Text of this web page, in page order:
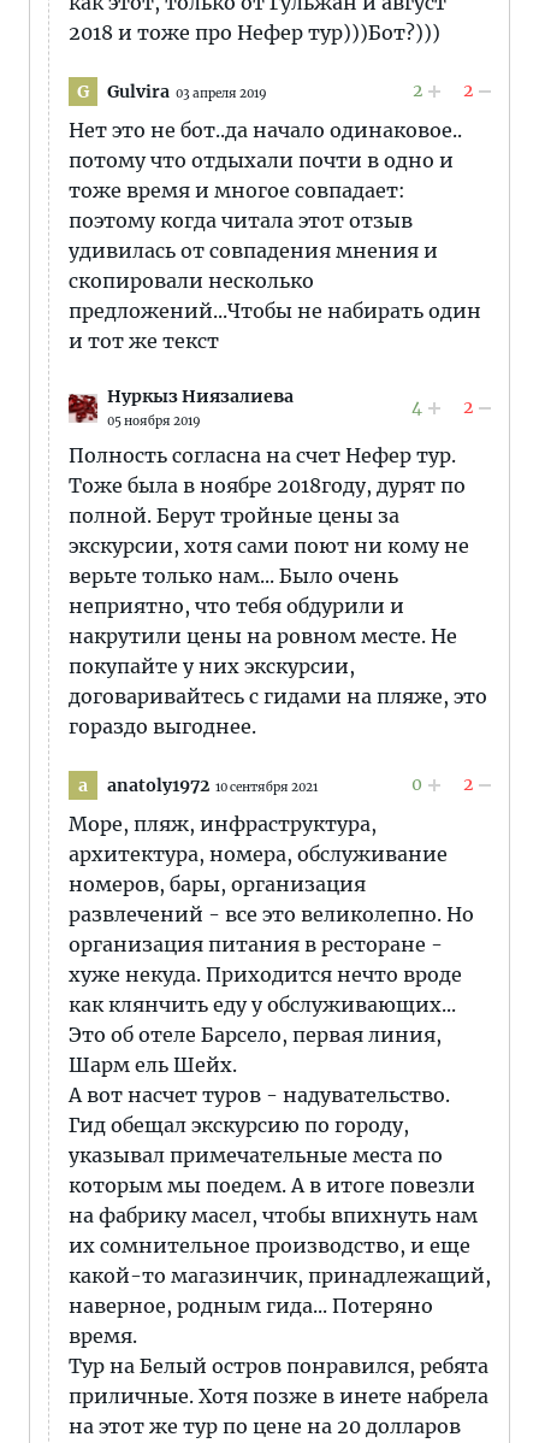
2018 и тоже про Нефер тур)))Бот?)))
G Gulvira 03 апреля 2019 2 2
Нет это не бот..да начало одинаковое..
потому что отдыхали почти в одно и
тоже время и многое совпадает:
поэтому когда читала этот отзыв
удивилась от совпадения мнения и
скопировали несколько
предложений...Чтобы не набирать один
и тот же текст
Нуркыз Ниязалиева
05 ноября 2019
4 2
Полность согласна на счет Нефер тур.
Тоже была в ноябре 2018году, дурят по
полной. Берут тройные цены за
экскурсии, хотя сами поют ни кому не
верьте только нам... Было очень
неприятно, что тебя обдурили и
накрутили цены на ровном месте. Не
покупайте у них экскурсии,
договаривайтесь с гидами на пляже, это
гораздо выгоднее.
a anatoly1972 10 сентября 2021 0 2
Море, пляж, инфраструктура,
архитектура, номера, обслуживание
номеров, бары, организация
развлечений - все это великолепно. Но
организация питания в ресторане -
хуже некуда. Приходится нечто вроде
как клянчить еду у обслуживающих...
Это об отеле Барсело, первая линия,
Шарм ель Шейх.
А вот насчет туров - надувательство.
Гид обещал экскурсию по городу,
указывал примечательные места по
которым мы поедем. А в итоге повезли
на фабрику масел, чтобы впихнуть нам
их сомнительное производство, и еще
какой-то магазинчик, принадлежащий,
наверное, родным гида... Потеряно
время.
Тур на Белый остров понравился, ребята
приличные. Хотя позже в инете набрела
на этот же тур по цене на 20 долларов